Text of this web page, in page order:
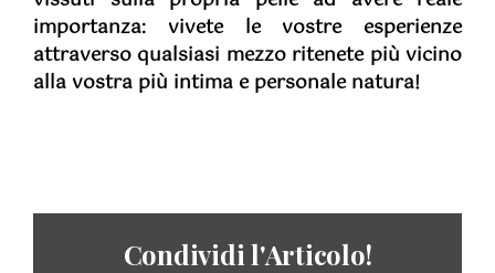
importanza: vivete le vostre esperienze
attraverso qualsiasi mezzo ritenete più vicino
alla vostra più intima e personale natura!
Condividi l'Articolo!